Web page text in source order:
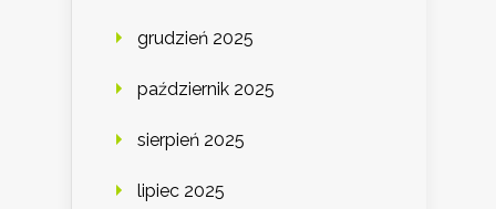
grudzień 2025
październik 2025
sierpień 2025
lipiec 2025